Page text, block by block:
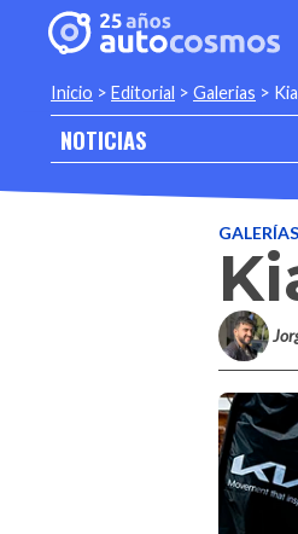
Inicio > Editorial > Galerias >
NOTICIAS
GALERÍAS